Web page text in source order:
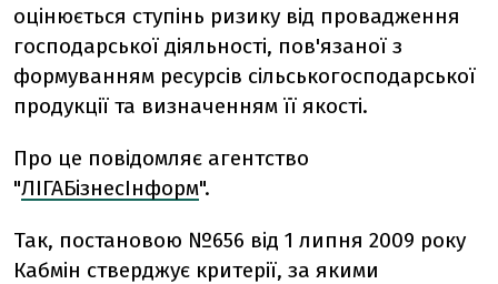
оцінюється ступінь ризику від провадження
господарської діяльності, пов'язаної з
формуванням ресурсів сільськогосподарської
продукції та визначенням її якості.
Про це повідомляє агентство
"ЛІГАБізнесІнформ".
Так, постановою №656 від 1 липня 2009 року
Кабмін стверджує критерії, за якими